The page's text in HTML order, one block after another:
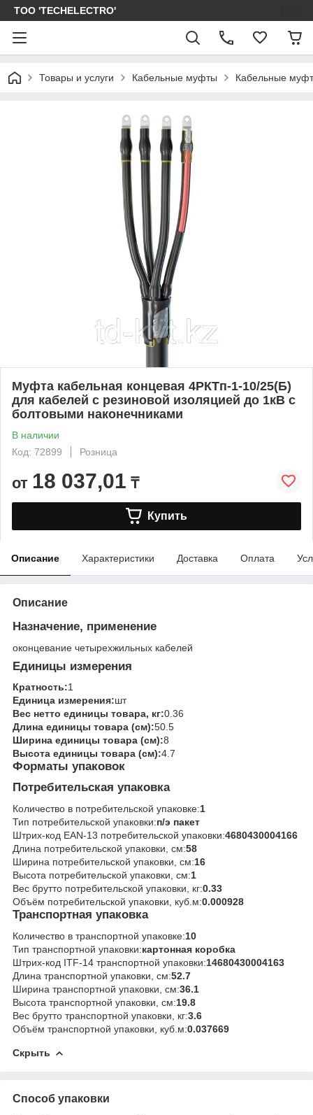
ТОО 'TECHELECTRO'
Товары и услуги Кабельные муфты Кабельные
Муфта кабельная концевая 4РКТп-1-10/25(Б)
для кабелей с резиновой изоляцией до 1кВ с
болтовыми наконечниками
В наличии
Код: 72899
Розница
от 18 037,01 ₸
Купить
Описание Характеристики Доставка Оплата
Описание
Назначение, применение
оконцевание четырехжильных кабелей
Единицы измерения
Кратность:1
Единица измерения:шт
Вес нетто единицы товара, кг:0.36
Длина единицы товара (см):50.5
Ширина единицы товара (см):8
Высота единицы товара (см):4.7
Форматы упаковок
Потребительская упаковка
Количество в потребительской упаковке:1
Тип потребительской упаковки:п/э пакет
Штрих-код EAN-13 потребительской упаковки:4680430004166
Длина потребительской упаковки, см:58
Ширина потребительской упаковки, см:16
Высота потребительской упаковки, см:1
Вес брутто потребительской упаковки, кг:0.33
Объём потребительской упаковки, куб.м:0.000928
Транспортная упаковка
Количество в транспортной упаковке:10
Тип транспортной упаковки:картонная коробка
Штрих-код ITF-14 транспортной упаковки:14680430004163
Длина транспортной упаковки, см:52.7
Ширина транспортной упаковки, см:36.1
Высота транспортной упаковки, см:19.8
Вес брутто транспортной упаковки, кг:3.6
Объём транспортной упаковки, куб.м:0.037669
Скрыть
Способ упаковки